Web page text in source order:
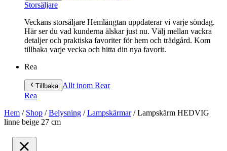
Storsäljare
Veckans storsäljare Hemlängtan uppdaterar vi varje söndag.
Här ser du vad kunderna älskar just nu. Välj mellan vackra
detaljer och praktiska favoriter för hem och trädgård. Kom
tillbaka varje vecka och hitta din nya favorit.
Rea
Tillbaka Allt inom Rear
Rea
Hem / Shop /Belysning /Lampskärmar/Lampskärm HEDVIG
linne beige 27 cm